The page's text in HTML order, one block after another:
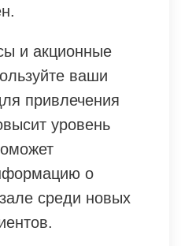
и акционные
ваши
привлечения
уровень
о
среди новых